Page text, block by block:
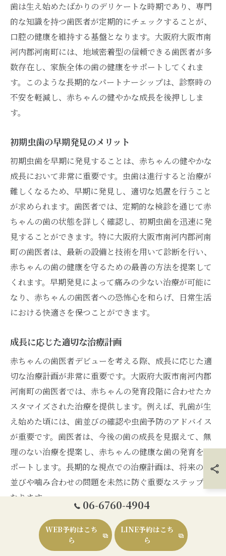
歯は生え始めたばかりのデリケートな時期であり、専門
的な知識を持つ歯医者が定期的にチェックすることが、
口腔の健康を維持する基盤となります。大阪府大阪市南
河内郡河南町には、地域密着型の信頼できる歯医者が多
数存在し、家族全体の歯の健康をサポートしてくれま
す。このような長期的なパートナーシップは、診察時の
不安を軽減し、赤ちゃんの健やかな成長を後押ししま
す。
初期虫歯の早期発見のメリット
初期虫歯を早期に発見することは、赤ちゃんの健やかな
成長において非常に重要です。虫歯は進行すると治療が
難しくなるため、早期に発見し、適切な処置を行うこと
が求められます。歯医者では、定期的な検診を通じて赤
ちゃんの歯の状態を詳しく確認し、初期虫歯を迅速に発
見することができます。特に大阪府大阪市南河内郡河南
町の歯医者は、最新の設備と技術を用いて診断を行い、
赤ちゃんの歯の健康を守るための最善の方法を提案して
くれます。早期発見によって痛みの少ない治療が可能に
なり、赤ちゃんの歯医者への恐怖心を和らげ、日常生活
における快適さを保つことができます。
成長に応じた適切な治療計画
赤ちゃんの歯医者デビューを考える際、成長に応じた適
切な治療計画が非常に重要です。大阪府大阪市南河内郡
河南町の歯医者では、赤ちゃんの発育段階に合わせたカ
スタマイズされた治療を提供します。例えば、乳歯が生
え始めた頃には、歯並びの確認や虫歯予防のアドバイス
が重要です。歯医者は、今後の歯の成長を見据えて、無
理のない治療を提案し、赤ちゃんの健康な歯の発育をサ
ポートします。長期的な視点での治療計画は、将来の歯
並びや噛み合わせの問題を未然に防ぐ重要なステップと
なります。
健康な口腔環境を保つためのアドバイス
赤ちゃんの歯医者デビューには、健康な口腔環境を維持
06-6760-4904
WEB予約はこち
ら
LINE予約はこち
ら